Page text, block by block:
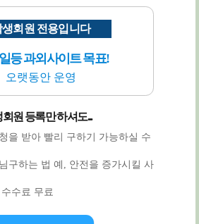
생회원 전용입니다
등 과외사이트 목표!
오랫동안 운영
원 등록만 하셔도...
을 받아 빨리 구하기 가능하실 수
구하는 법 예, 안전을 증가시킬 사
수료 무료